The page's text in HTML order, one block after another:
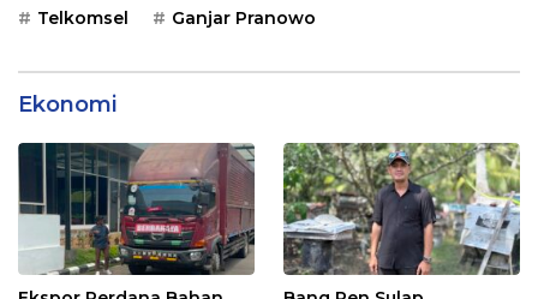
Telkomsel Ganjar Pranowo
Ekonomi